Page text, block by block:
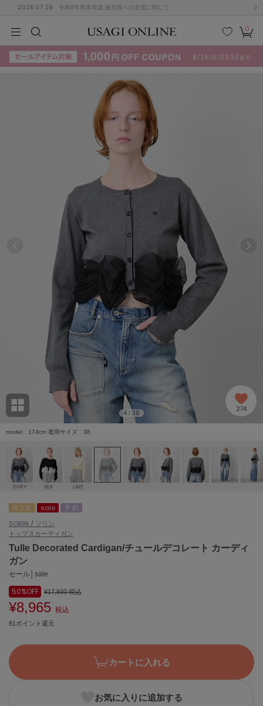
2026.07.29 令和8年熊本地震 被災地への支援に関して
検索
お気
に入
カー
ト
0
KIDSBABYBEAUTYLIFE STYLE
ョン雑貨 (865)
/ランジェリー (127)
ェア (121)
(124)
KIDSBABYBEAUTYLIFE STYLE
F G
U
Z
adidas by Stella McCartney
アディダス バイ ステラマッカートニー
ALLISON BROWN
アリソンブラウン
Ame no chi Hare
アメノチハレ
アモマ
ánuans
アニュアンス
ànuke
アンヌーク
ASICS
アシックス
Ballelite
バレリット
BANDOLIER
Barbour
バブアー
model 174cm 着用サイズ 38
4 / 38 274
DGRY BLK LIME
再入荷 sale
予 約
SORIN / ソリン
トップスカーディガン
Tulle Decorated Cardigan/チュールデコレート カーディ
ガン
セール│sale
50%OFF ¥17,930税込
¥8,965 税込
81ポイント還元
カートに入れる
お気に入りに追加する